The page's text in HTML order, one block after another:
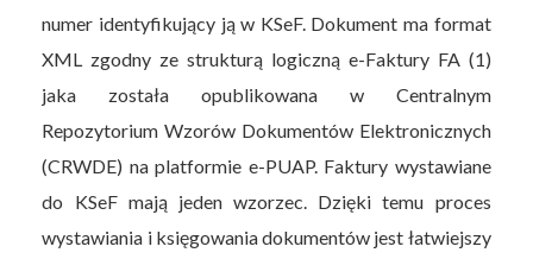
numer identyfikujący ją w KSeF. Dokument ma format
XML zgodny ze strukturą logiczną e-Faktury FA (1)
jaka została opublikowana w Centralnym
Repozytorium Wzorów Dokumentów Elektronicznych
(CRWDE) na platformie e-PUAP. Faktury wystawiane
do KSeF mają jeden wzorzec. Dzięki temu proces
wystawiania i księgowania dokumentów jest łatwiejszy